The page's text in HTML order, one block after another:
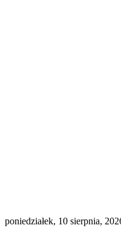
poniedziałek, 10 sierpnia,